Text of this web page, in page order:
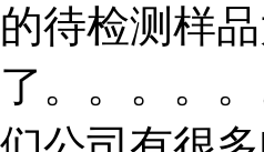
的待检测样
了。。。。